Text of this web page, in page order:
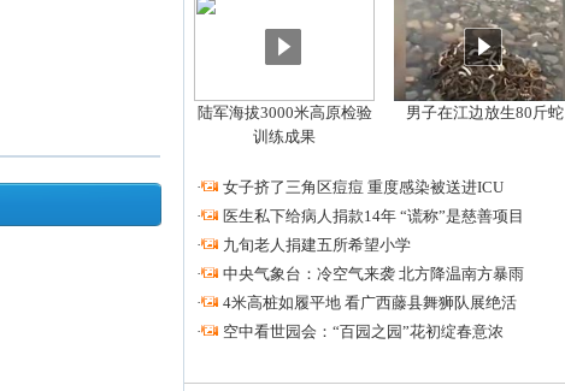
陆军海拔3000米高原检验
训练成果
男子在江边放生80斤蛇
·
女子挤了三角区痘痘 重度感染被送进ICU
·
医生私下给病人捐款14年 “谎称”是慈善项目
·
九旬老人捐建五所希望小学
·
中央气象台：冷空气来袭 北方降温南方暴雨
·
4米高桩如履平地 看广西藤县舞狮队展绝活
·
空中看世园会：“百园之园”花初绽春意浓